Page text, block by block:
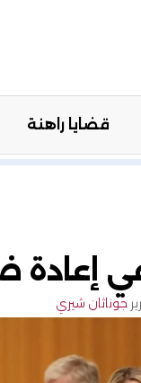
قضايا راهنة
الرئيسية
إعادة
جوناثان شيري